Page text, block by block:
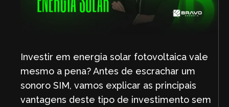
Investir em energia solar fotovoltaica vale
mesmo a pena? Antes de escrachar um
sonoro SIM, vamos explicar as principais
vantagens deste tipo de investimento sem